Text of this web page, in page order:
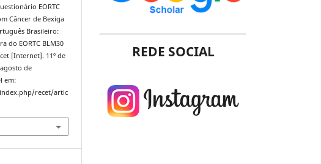
EORTC
Câncer de Bexiga
Brasileiro:
do EORTC BLM30
[Internet]. 11º de
de
em:
recet/artic
REDE SOCIAL